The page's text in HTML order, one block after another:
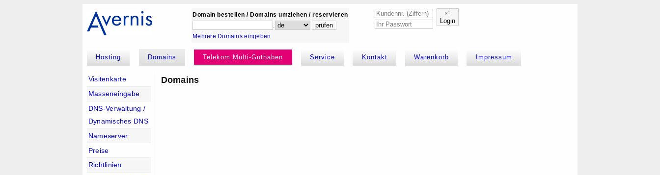
Domain bestellen / Domains umziehen / reservieren
.
Mehrere Domains eingeben
✅
Login
Hosting Domains Telekom Multi-Guthaben Service Kontakt Warenkorb Impressum
Visitenkarte
Masseneingabe
DNS-Verwaltung /
Dynamisches DNS
Nameserver
Preise
Richtlinien
Domains